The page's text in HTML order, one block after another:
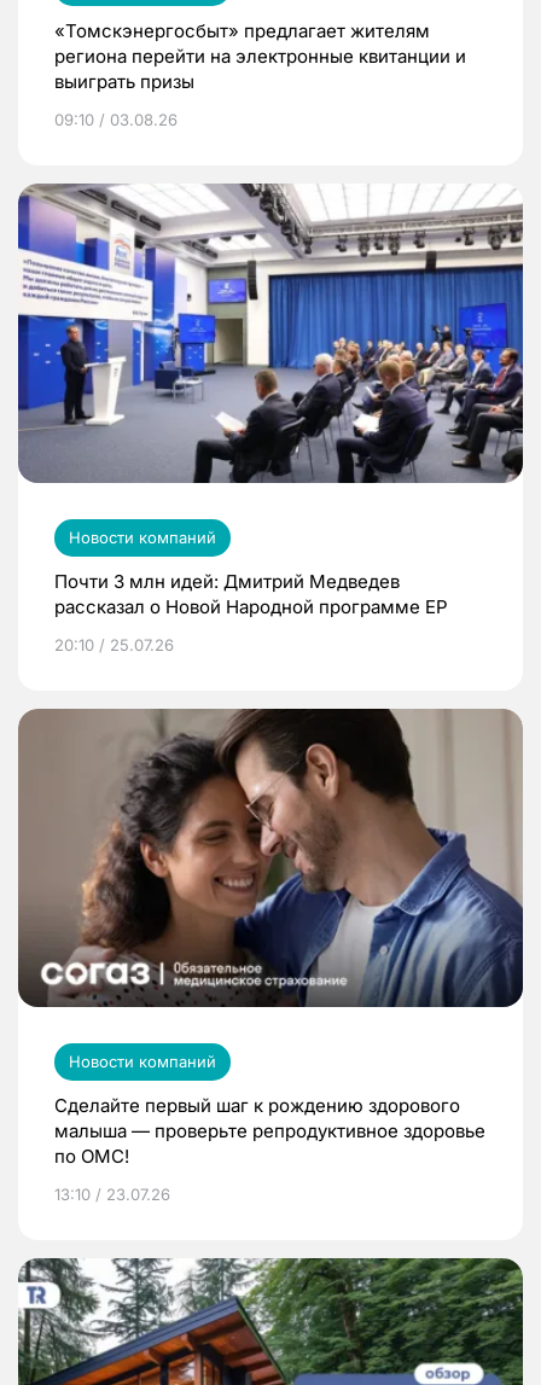
«Томскэнергосбыт» предлагает жителям
региона перейти на электронные квитанции и
выиграть призы
09:10 / 03.08.26
Новости компаний
Почти 3 млн идей: Дмитрий Медведев
рассказал о Новой Народной программе ЕР
20:10 / 25.07.26
Новости компаний
Сделайте первый шаг к рождению здорового
малыша — проверьте репродуктивное здоровье
по ОМС!
13:10 / 23.07.26